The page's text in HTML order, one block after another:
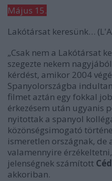
Május 15.
Lakótársat keresünk…
„Csak nem a Lakótársat
szegezte nekem
kérdést, amikor 2004
Spanyolországba
filmet aztán egy fokkal
érkezésem után ugyanis
nyitottak a spanyol
közönségsimogató
ismeretlen országnak, de
valamennyire
jelenségnek számított
akkoriban.